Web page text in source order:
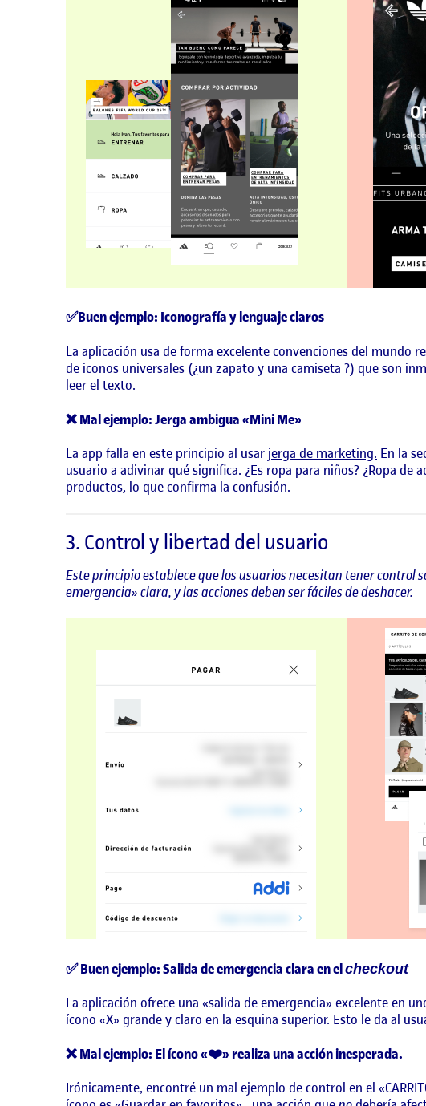
✅Buen ejemplo: Iconografía y lenguaje claros
La aplicación usa de forma excelente convenciones del mundo
de iconos universales (¿un zapato y una camiseta ?) que son
leer el texto.
❌ Mal ejemplo: Jerga ambigua «Mini Me»
La app falla en este principio al usar jerga de marketing. En la
usuario a adivinar qué significa. ¿Es ropa para niños? ¿Ropa
productos, lo que confirma la confusión.
3. Control y libertad del usuario
Este principio establece que los usuarios necesitan tener control
emergencia» clara, y las acciones deben ser fáciles de deshacer.
✅ Buen ejemplo: Salida de emergencia clara en elcheckout
La aplicación ofrece una «salida de emergencia» excelente en
ícono «X» grande y claro en la esquina superior. Esto le da al
❌ Mal ejemplo: El ícono «❤️» realiza una acción inesperada.
Irónicamente, encontré un mal ejemplo de control en el